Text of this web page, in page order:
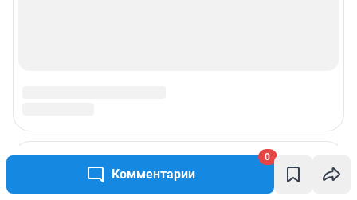
Комментарии
0
Подписаться на новости